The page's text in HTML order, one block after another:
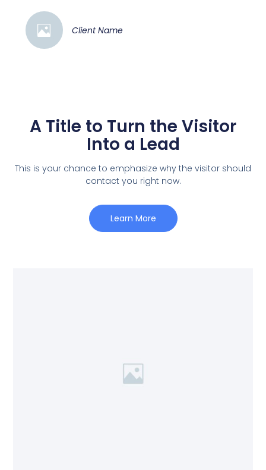
Client Name
A Title to Turn the Visitor
Into a Lead
This is your chance to emphasize why the visitor should
contact you right now.
Learn More